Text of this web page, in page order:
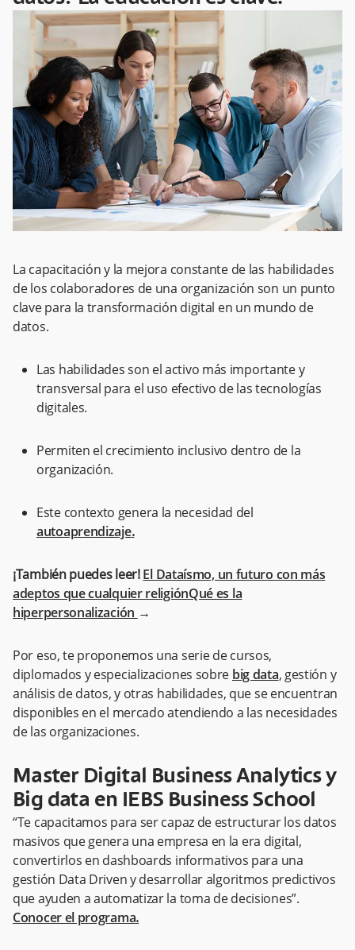
La capacitación y la mejora constante de las habilidades
de los colaboradores de una organización son un punto
clave para la transformación digital en un mundo de
datos.
Las habilidades son el activo más importante y
transversal para el uso efectivo de las tecnologías
digitales.
Permiten el crecimiento inclusivo dentro de la
organización.
Este contexto genera la necesidad del
autoaprendizaje.
¡También puedes leer!El Dataísmo, un futuro con más
adeptos que cualquier religiónQué es la
hiperpersonalización →
Por eso, te proponemos una serie de cursos,
diplomados y especializaciones sobre big data, gestión y
análisis de datos, y otras habilidades, que se encuentran
disponibles en el mercado atendiendo a las necesidades
de las organizaciones.
Master Digital Business Analytics y
Big data en IEBS Business School
“Te capacitamos para ser capaz de estructurar los datos
masivos que genera una empresa en la era digital,
convertirlos en dashboards informativos para una
gestión Data Driven y desarrollar algoritmos predictivos
que ayuden a automatizar la toma de decisiones”.
Conocer el programa.